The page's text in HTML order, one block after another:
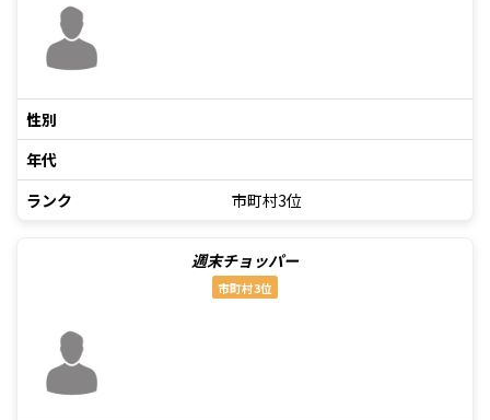
性別
年代
ランク
市町村3位
週末チョッパー
市町村3位